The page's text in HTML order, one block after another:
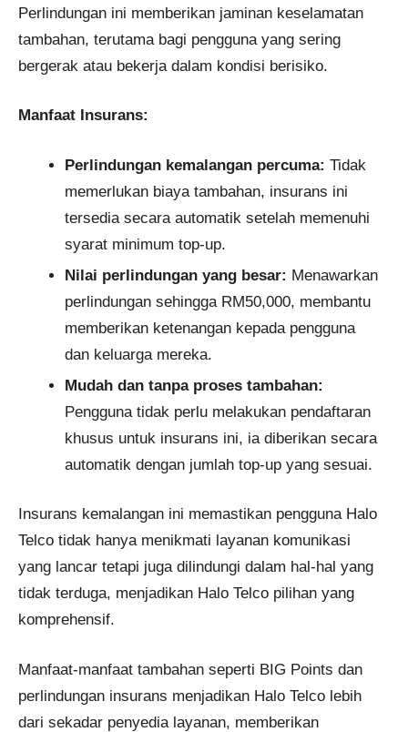
Perlindungan ini memberikan jaminan keselamatan
tambahan, terutama bagi pengguna yang sering
bergerak atau bekerja dalam kondisi berisiko.
Manfaat Insurans:
Perlindungan kemalangan percuma: Tidak
memerlukan biaya tambahan, insurans ini
tersedia secara automatik setelah memenuhi
syarat minimum top-up.
Nilai perlindungan yang besar: Menawarkan
perlindungan sehingga RM50,000, membantu
memberikan ketenangan kepada pengguna
dan keluarga mereka.
Mudah dan tanpa proses tambahan:
Pengguna tidak perlu melakukan pendaftaran
khusus untuk insurans ini, ia diberikan secara
automatik dengan jumlah top-up yang sesuai.
Insurans kemalangan ini memastikan pengguna Halo
Telco tidak hanya menikmati layanan komunikasi
yang lancar tetapi juga dilindungi dalam hal-hal yang
tidak terduga, menjadikan Halo Telco pilihan yang
komprehensif.
Manfaat-manfaat tambahan seperti BIG Points dan
perlindungan insurans menjadikan Halo Telco lebih
dari sekadar penyedia layanan, memberikan